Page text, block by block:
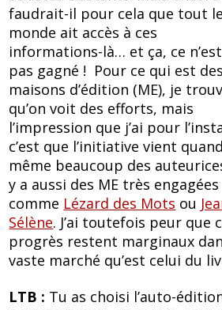
faudrait-il pour cela que tout le
monde ait accès à ces
informations-là… et ça, ce n’est
pas gagné ! Pour ce qui est des
maisons d’édition (ME), je
qu’on voit des efforts, mais
l’impression que j’ai pour
c’est que l’initiative vient quand
même beaucoup des
y a aussi des ME très engagées
comme Lézard des Mots ou
Sélène. J’ai toutefois peur que
progrès restent marginaux
vaste marché qu’est celui du
LTB : Tu as choisi l’auto-